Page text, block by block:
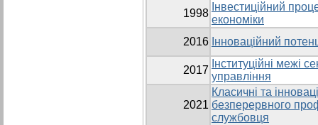
1998
Інвестиційний
економіки
2016 Інноваційний
2017
Інституційні межі
управління
2021
Класичні та
безперервного
службовця